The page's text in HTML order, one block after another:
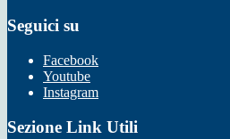
Seguici su
Facebook
Youtube
Instagram
Sezione Link Utili